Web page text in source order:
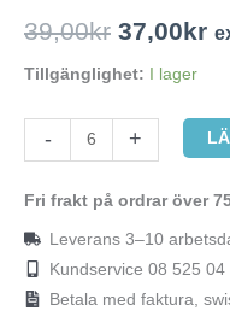
39,00kr 37,00kr
Tillgänglighet: I lager
- +
Fri frakt på ordrar över
Leverans 3–10
Kundservice 08 525
Betala med faktura,